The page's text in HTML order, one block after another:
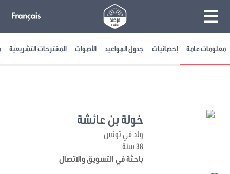
معلومات عامة إحصائيات جدول المواعيد الأصوات المقترحات التشريعية
خولة بن عائشة
ولد في تونس
38 سنة
باحثة في التسويق والاتصال